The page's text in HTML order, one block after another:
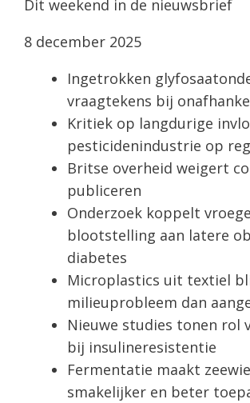
Dit weekend in de nieuwsbrief
8 december 2025
Ingetrokken
vraagtekens bij
Kritiek op langdurige
pesticidenindustrie op
Britse overheid weigert
publiceren
Onderzoek koppelt
blootstelling aan latere
diabetes
Microplastics uit textiel
milieuprobleem dan
Nieuwe studies tonen rol
bij insulineresistentie
Fermentatie maakt
smakelijker en beter